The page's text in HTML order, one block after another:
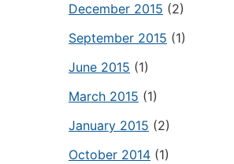
December 2015 (2)
September 2015 (1)
June 2015 (1)
March 2015 (1)
January 2015 (2)
October 2014 (1)